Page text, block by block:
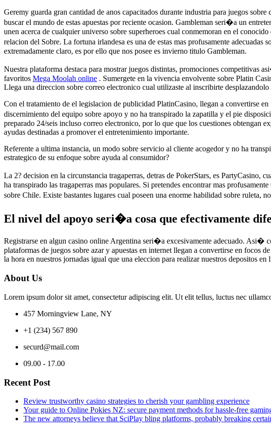
Geremy guarda gran cantidad de anos capacitados durante industria para juegos
buscar el mundo de estas apuestas por reciente ocasion. Gambleman seri�a un
unen acerca de cualquier universo sobre superheroes cual conmemoran en el
relacion del Sobre. La fortuna irlandesa es una de estas mas profusamente
extremadamente claro, es por ello que nos posee es invierno titulo Gambleman.
Nuestra plataforma destaca para mostrar juegos distintas, promociones
favoritos Mega Moolah online . Sumergete en la vivencia envolvente sobre Platin
Llega una direccion sobre correo electronico cual utilizaste al inscribirte
Con el tratamiento de el legislacion de publicidad PlatinCasino, llegan a convertirse
discernimiento del equipo sobre apoyo y no ha transpirado la zapatilla y el pie
preparado 24/seis incluso correo electronico, por lo que que los cuestiones obtengan
ayudas destinadas a promover el entretenimiento importante.
Referente a ultima instancia, un modo sobre servicio al cliente acogedor y no ha
estrategico de su enfoque sobre ayuda al consumidor?
La 2? decision en la circunstancia tragaperras, detras de PokerStars, es
ha transpirado las tragaperras mas populares. Si pretendes encontrar mas
sobre Chile. Existe bastantes lugares cual poseen una enorme habilidad sobre
El nivel del apoyo seri�a cosa que efectivamente
Registrarse en algun casino online Argentina seri�a excesivamente adecuado. Asi�
plataformas de juegos sobre azar y apuestas en internet llegan a convertirse en focos
la hora en nuestros jornadas igual que una eleccion para realizar nuestros depositos en
About Us
Lorem ipsum dolor sit amet, consectetur adipiscing elit. Ut elit tellus, luctus nec
457 Morningview Lane, NY
+1 (234) 567 890
securd@mail.com
09.00 - 17.00
Recent Post
Review trustworthy casino strategies to cherish your gambling experience
Your guide to Online Pokies NZ: secure payment methods for hassle-free
The new attorneys believe that SciPlay bling platforms, probably breaking